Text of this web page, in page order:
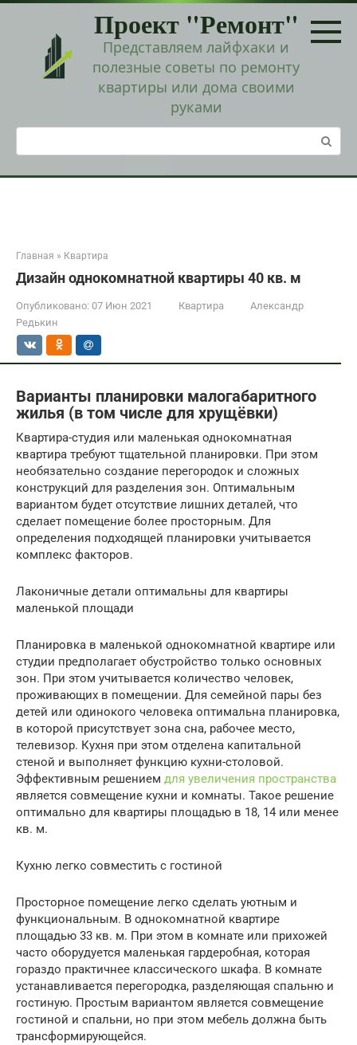
Перейти
Проект "Ремонт"
Представляем лайфхаки и
полезные советы по ремонту
квартиры или дома своими
руками
Поиск:
Главная » Квартира
Дизайн однокомнатной квартиры 40 кв. м
Опубликовано: 07 Июн 2021 Квартира
Александр
Редькин
Варианты планировки малогабаритного
жилья (в том числе для хрущёвки)
Квартира-студия или маленькая однокомнатная
квартира требуют тщательной планировки. При этом
необязательно создание перегородок и сложных
конструкций для разделения зон. Оптимальным
вариантом будет отсутствие лишних деталей, что
сделает помещение более просторным. Для
определения подходящей планировки учитывается
комплекс факторов.
Лаконичные детали оптимальны для квартиры
маленькой площади
Планировка в маленькой однокомнатной квартире или
студии предполагает обустройство только основных
зон. При этом учитывается количество человек,
проживающих в помещении. Для семейной пары без
детей или одинокого человека оптимальна планировка,
в которой присутствует зона сна, рабочее место,
телевизор. Кухня при этом отделена капитальной
стеной и выполняет функцию кухни-столовой.
Эффективным решением для увеличения пространства
является совмещение кухни и комнаты. Такое решение
оптимально для квартиры площадью в 18, 14 или менее
кв. м.
Кухню легко совместить с гостиной
Просторное помещение легко сделать уютным и
функциональным. В однокомнатной квартире
площадью 33 кв. м. При этом в комнате или прихожей
часто оборудуется маленькая гардеробная, которая
гораздо практичнее классического шкафа. В комнате
устанавливается перегородка, разделяющая спальню и
гостиную. Простым вариантом является совмещение
гостиной и спальни, но при этом мебель должна быть
трансформирующейся.